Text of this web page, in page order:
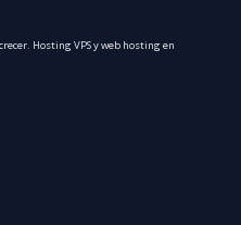
Hosting VPS y web hosting en